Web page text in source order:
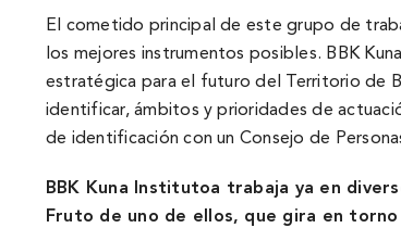
El cometido principal de este grupo de
los mejores instrumentos posibles. BBK
estratégica para el futuro del Territorio de
identificar, ámbitos y prioridades de
de identificación con un Consejo de
BBK Kuna Institutoa trabaja ya en
Fruto de uno de ellos, que gira en